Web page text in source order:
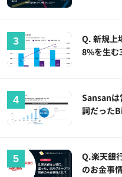
Q. 新規上
8%を生む
Sansanは
詞だった
Q.楽天銀
のお金事